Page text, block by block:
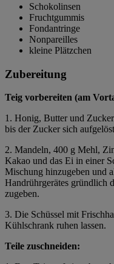
Schokolinsen
Fruchtgummis
Fondantringe
Nonpareilles
kleine Plätzchen
Zubereitung
Teig vorbereiten (am
1. Honig, Butter und
bis der Zucker sich
2. Mandeln, 400 g Mehl,
Kakao und das Ei in einer
Mischung hinzugeben und
Handrührgerätes gründlich
zugeben.
3. Die Schüssel mit
Kühlschrank ruhen lassen.
Teile zuschneiden: